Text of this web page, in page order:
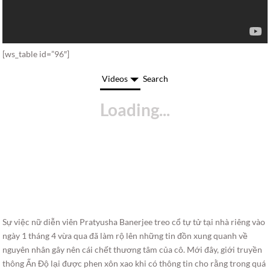
[ws_table id=”96″]
Videos Search
Sự việc nữ diễn viên Pratyusha Banerjee treo cổ tự tử tại nhà riêng vào
ngày 1 tháng 4 vừa qua đã làm rộ lên những tin đồn xung quanh về
nguyên nhân gây nên cái chết thương tâm của cô. Mới đây, giới truyền
thông Ấn Độ lại được phen xôn xao khi có thông tin cho rằng trong quá